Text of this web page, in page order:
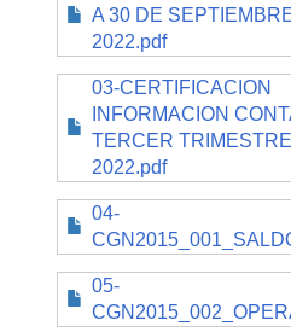
A 30 DE
2022.pdf
03-CERTIFICACION
INFORMACION
TERCER TRIMESTRE
2022.pdf
04-
05-